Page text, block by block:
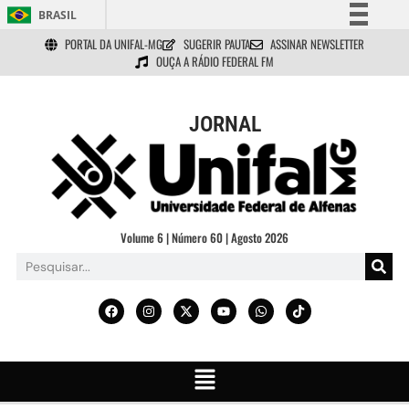
BRASIL
Simplifique!
Comunica BR
Acesso à informação
Legislação
Canais
PORTAL DA UNIFAL-MG SUGERIR PAUTA
ASSINAR NEWSLETTER
OUÇA A RÁDIO FEDERAL FM
JORNAL
Volume 6 | Número 60 | Agosto 2026